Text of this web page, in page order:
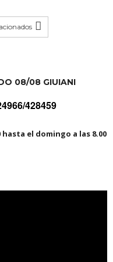
08/08 GIUIANI
428459
el domingo a las 8.00